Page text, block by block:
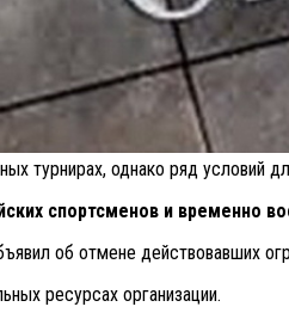
турнирах, однако ряд условий
спортсменов и временно
об отмене действовавших
ресурсах организации.